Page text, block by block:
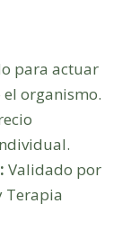
para actuar
organismo.
Validado por
Terapia